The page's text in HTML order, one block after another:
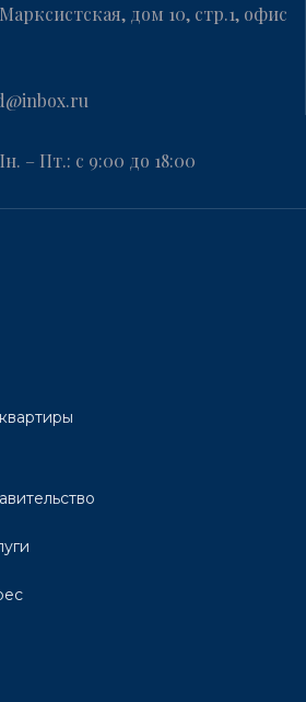
дом 10, стр.1, офис
– Пт.: с 9:00 до 18:00